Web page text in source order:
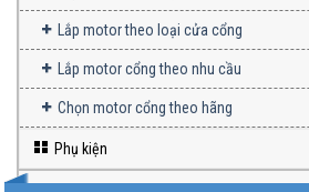
Lắp motor theo loại cửa cổng
Lắp motor cổng theo nhu cầu
Chọn motor cổng theo hãng
Phụ kiện